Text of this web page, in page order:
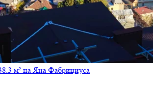
м² на Яна Фабрициуса